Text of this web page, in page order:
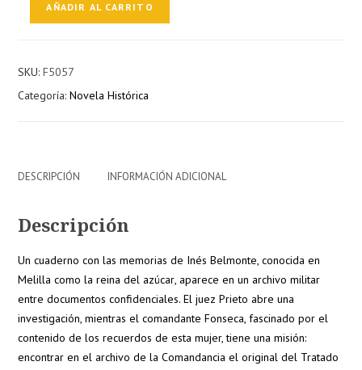
cantidad
AÑADIR AL CARRITO
SKU:F5057
Categoría:Novela Histórica
DESCRIPCIÓN INFORMACIÓN ADICIONAL
Descripción
Un cuaderno con las memorias de Inés Belmonte, conocida en
Melilla como la reina del azúcar, aparece en un archivo militar
entre documentos confidenciales. El juez Prieto abre una
investigación, mientras el comandante Fonseca, fascinado por el
contenido de los recuerdos de esta mujer, tiene una misión:
encontrar en el archivo de la Comandancia el original del Tratado